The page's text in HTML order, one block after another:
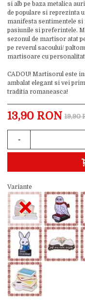
si alb pe baza metalica
de populare si reprezinta
manifesta sentimentele si
pasiunile si preferintele.
sezonul de martisor atat
pe reverul sacoului/
martisoare cu
CADOU! Martisorul este
ambalat elegant si vei
traditia romaneasca!
13,90 RON 19,90
-
Variante
×